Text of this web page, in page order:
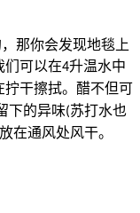
那你会发现地毯上
们可以在4升温水中
拧干擦拭。醋不但可
下的异味(苏打水也
在通风处风干。